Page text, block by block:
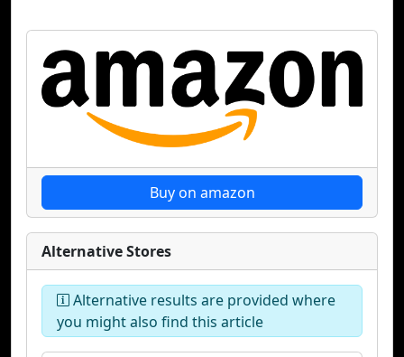
Buy on amazon
Alternative Stores
Alternative results are provided where
you might also find this article